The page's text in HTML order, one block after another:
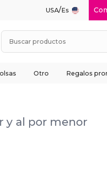
USA/Es
Otro Regalos
y al por menor